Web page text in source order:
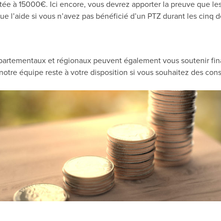
à 15000€. Ici encore, vous devrez apporter la preuve que
l’aide si vous n’avez pas bénéficié d’un PTZ durant les
et régionaux peuvent également vous soutenir
équipe reste à votre disposition si vous souhaitez des